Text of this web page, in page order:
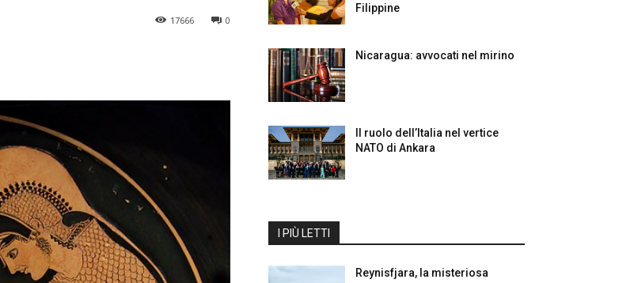
0
17666
Filippine
Nicaragua: avvocati nel mirino
Il ruolo dell’Italia nel vertice
NATO di Ankara
I PIÙ LETTI
Reynisfjara, la misteriosa